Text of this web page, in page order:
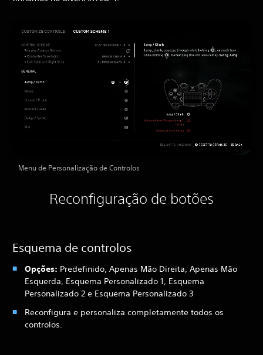
Menu de Personalização de Controlos
Reconfiguração de botões
Esquema de controlos
Opções: Predefinido, Apenas Mão Direita, Apenas Mão
Esquerda, Esquema Personalizado 1, Esquema
Personalizado 2 e Esquema Personalizado 3
Reconfigura e personaliza completamente todos os
controlos.